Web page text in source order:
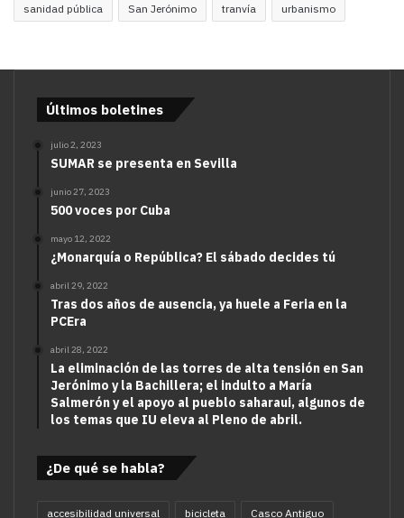
sanidad pública San Jerónimo tranvía urbanismo
Últimos boletines
julio 2, 2023
SUMAR se presenta en Sevilla
junio 27, 2023
500 voces por Cuba
mayo 12, 2022
¿Monarquía o República? El sábado decides tú
abril 29, 2022
Tras dos años de ausencia, ya huele a Feria en la
PCEra
abril 28, 2022
La eliminación de las torres de alta tensión en San
Jerónimo y la Bachillera; el indulto a María
Salmerón y el apoyo al pueblo saharaui, algunos de
los temas que IU eleva al Pleno de abril.
¿De qué se habla?
accesibilidad universal bicicleta Casco Antiguo